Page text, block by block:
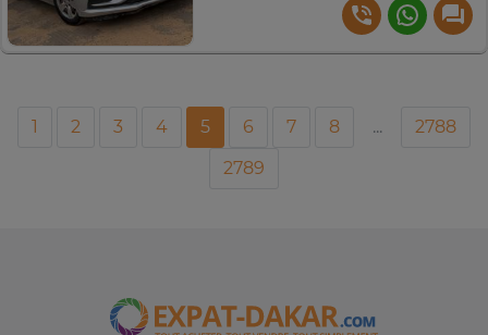
1 2 3 4 5 6 7 8 ...
2788
2789